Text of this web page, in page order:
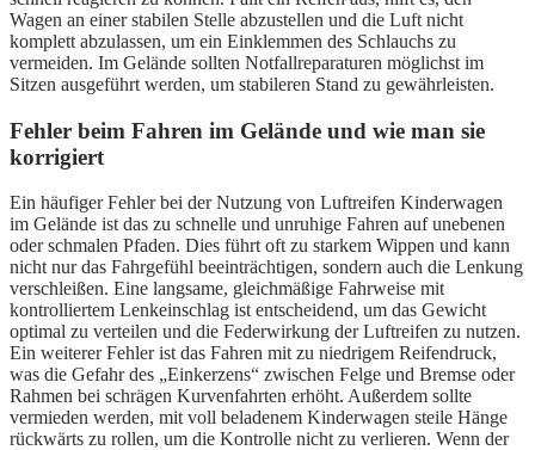
Wagen an einer stabilen Stelle abzustellen und die Luft nicht
komplett abzulassen, um ein Einklemmen des Schlauchs zu
vermeiden. Im Gelände sollten Notfallreparaturen möglichst im
Sitzen ausgeführt werden, um stabileren Stand zu gewährleisten.
Fehler beim Fahren im Gelände und wie man sie
korrigiert
Ein häufiger Fehler bei der Nutzung von Luftreifen Kinderwagen
im Gelände ist das zu schnelle und unruhige Fahren auf unebenen
oder schmalen Pfaden. Dies führt oft zu starkem Wippen und kann
nicht nur das Fahrgefühl beeinträchtigen, sondern auch die Lenkung
verschleißen. Eine langsame, gleichmäßige Fahrweise mit
kontrolliertem Lenkeinschlag ist entscheidend, um das Gewicht
optimal zu verteilen und die Federwirkung der Luftreifen zu nutzen.
Ein weiterer Fehler ist das Fahren mit zu niedrigem Reifendruck,
was die Gefahr des „Einkerzens“ zwischen Felge und Bremse oder
Rahmen bei schrägen Kurvenfahrten erhöht. Außerdem sollte
vermieden werden, mit voll beladenem Kinderwagen steile Hänge
rückwärts zu rollen, um die Kontrolle nicht zu verlieren. Wenn der